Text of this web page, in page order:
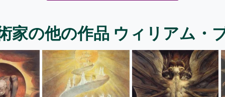
家の他の作品 ウィリアム・